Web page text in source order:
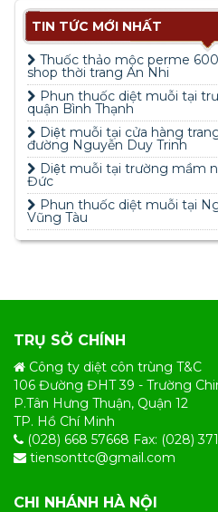
TIN TỨC MỚI NHẤT
Thuốc thảo mộc perme
shop thời trang An Nhi
Phun thuốc diệt muỗi tại
quận Bình Thạnh
Diệt muỗi tại cửa hàng
đường Nguyễn Duy Trinh
Diệt muỗi tại trường mầm
Đức
Phun thuốc diệt muỗi tại
Vũng Tàu
TRỤ SỞ CHÍNH
Công ty diệt côn trùng T&C
106 Đường ĐHT 39 - Trường
P.Tân Hưng Thuận, Quận 12
TP. Hồ Chí Minh
(028) 668 57668 Fax: (028)
tiensonttc@gmail.com
CHI NHÁNH HÀ NỘI